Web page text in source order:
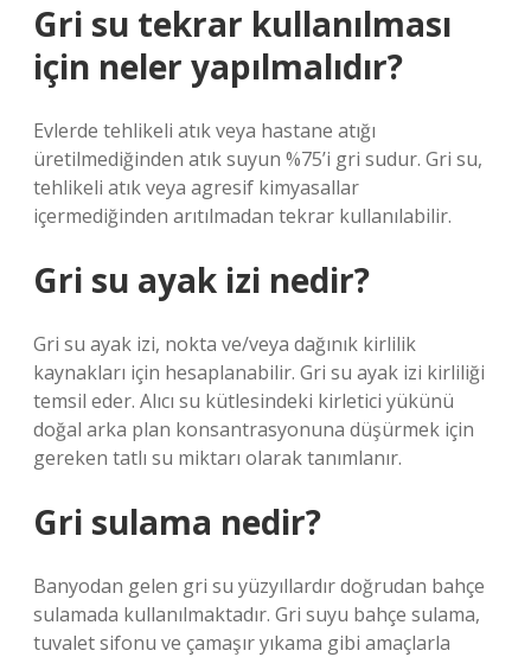
Gri su tekrar kullanılması
için neler yapılmalıdır?
Evlerde tehlikeli atık veya hastane atığı
üretilmediğinden atık suyun %75’i gri sudur. Gri su,
tehlikeli atık veya agresif kimyasallar
içermediğinden arıtılmadan tekrar kullanılabilir.
Gri su ayak izi nedir?
Gri su ayak izi, nokta ve/veya dağınık kirlilik
kaynakları için hesaplanabilir. Gri su ayak izi kirliliği
temsil eder. Alıcı su kütlesindeki kirletici yükünü
doğal arka plan konsantrasyonuna düşürmek için
gereken tatlı su miktarı olarak tanımlanır.
Gri sulama nedir?
Banyodan gelen gri su yüzyıllardır doğrudan bahçe
sulamada kullanılmaktadır. Gri suyu bahçe sulama,
tuvalet sifonu ve çamaşır yıkama gibi amaçlarla